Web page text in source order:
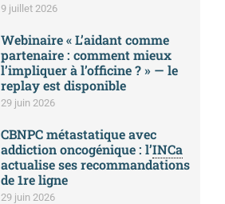
9 juillet 2026
Webinaire « L’aidant comme
partenaire : comment mieux
l’impliquer à l’officine ? » — le
replay est disponible
29 juin 2026
CBNPC métastatique avec
addiction oncogénique : l’INCa
actualise ses recommandations
de 1re ligne
29 juin 2026